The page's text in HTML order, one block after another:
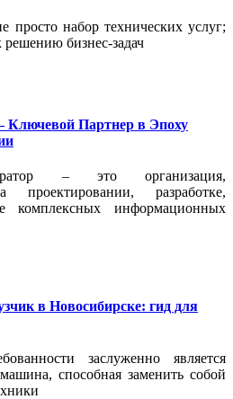
просто набор технических услуг;
бизнес-задач
Ключевой Партнер в Эпоху
– это организация,
проектировании, разработке,
комплексных информационных
в Новосибирске: гид для
заслуженно является
способная заменить собой